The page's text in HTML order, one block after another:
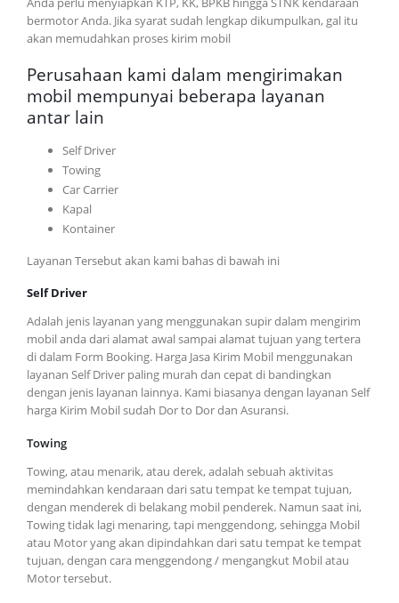
bermotor Anda. Jika syarat sudah lengkap dikumpulkan, gal itu
akan memudahkan proses kirim mobil
Perusahaan kami dalam mengirimakan
mobil mempunyai beberapa layanan
antar lain
Self Driver
Towing
Car Carrier
Kapal
Kontainer
Layanan Tersebut akan kami bahas di bawah ini
Self Driver
Adalah jenis layanan yang menggunakan supir dalam mengirim
mobil anda dari alamat awal sampai alamat tujuan yang tertera
di dalam Form Booking. Harga Jasa Kirim Mobil menggunakan
layanan Self Driver paling murah dan cepat di bandingkan
dengan jenis layanan lainnya. Kami biasanya dengan layanan Self
harga Kirim Mobil sudah Dor to Dor dan Asuransi.
Towing
Towing, atau menarik, atau derek, adalah sebuah aktivitas
memindahkan kendaraan dari satu tempat ke tempat tujuan,
dengan menderek di belakang mobil penderek. Namun saat ini,
Towing tidak lagi menaring, tapi menggendong, sehingga Mobil
atau Motor yang akan dipindahkan dari satu tempat ke tempat
tujuan, dengan cara menggendong / mengangkut Mobil atau
Motor tersebut.